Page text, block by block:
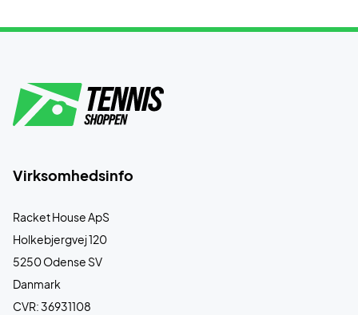
Virksomhedsinfo
Racket House ApS
Holkebjergvej 120
5250 Odense SV
Danmark
CVR: 36931108